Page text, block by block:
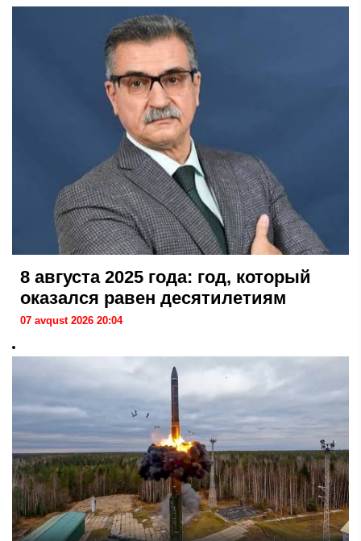
8 августа 2025 года: год, который
оказался равен десятилетиям
07 avqust 2026 20:04